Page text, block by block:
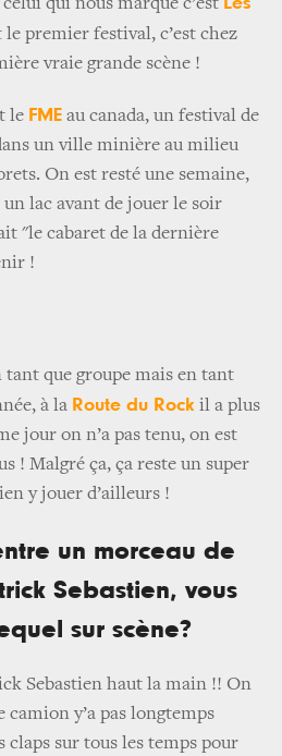
qui nous marque c’est
le premier festival, c’est chez
vraie grande scène !
le FME au canada, un festival de
un ville minière au milieu
On est resté une semaine,
lac avant de jouer le soir
"le cabaret de la dernière
!
tant que groupe mais en tant
à la Route du Rock il a plus
jour on n’a pas tenu, on est
! Malgré ça, ça reste un super
y jouer d’ailleurs !
un morceau de
Sebastien, vous
sur scène?
Sebastien haut la main !! On
camion y’a pas longtemps
sur tous les temps pour